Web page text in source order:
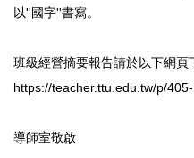
以''國字''書寫。
班級經營摘要報告請於以下網頁
https://teacher.ttu.edu.tw/p/
導師室敬啟